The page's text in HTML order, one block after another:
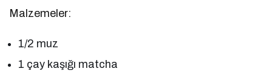
Malzemeler:
1/2 muz
1 çay kaşığı matcha